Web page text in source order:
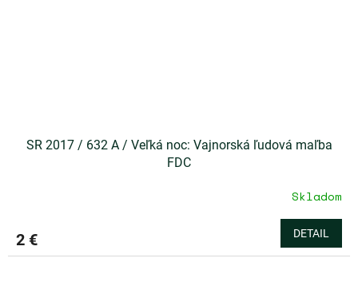
SR 2017 / 632 A / Veľká noc: Vajnorská ľudová maľba
FDC
Skladom
2 € DETAIL